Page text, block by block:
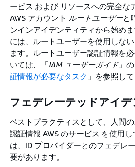
ービス および リソースへの完全な
AWS アカウント ルートユーザーと
ンインアイデンティティから始め
には、ルートユーザーを使用しな
ます。ルートユーザー認証情報を
いては、「IAM ユーザーガイド」
証情報が必要なタスク 」を参照して
フェデレーテッドアイデ
ベストプラクティスとして、人間
認証情報 AWS のサービス を使用
は、ID プロバイダーとのフェデレ
要があります。